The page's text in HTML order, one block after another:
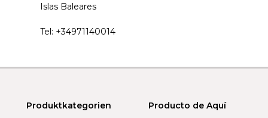
Islas Baleares
Tel: +34971140014
Produktkategorien
Producto de Aquí